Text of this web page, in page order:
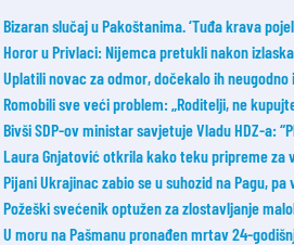
Bizaran slučaj u Pakoštanima. ‘Tuđa krava
Horor u Privlaci: Nijemca pretukli nakon
Uplatili novac za odmor, dočekalo ih neugodno
Romobili sve veći problem: „Roditelji, ne
Bivši SDP-ov ministar savjetuje Vladu HDZ-a:
Laura Gnjatović otkrila kako teku pripreme za
Pijani Ukrajinac zabio se u suhozid na Pagu,
Požeški svećenik optužen za zlostavljanje
U moru na Pašmanu pronađen mrtav 24-